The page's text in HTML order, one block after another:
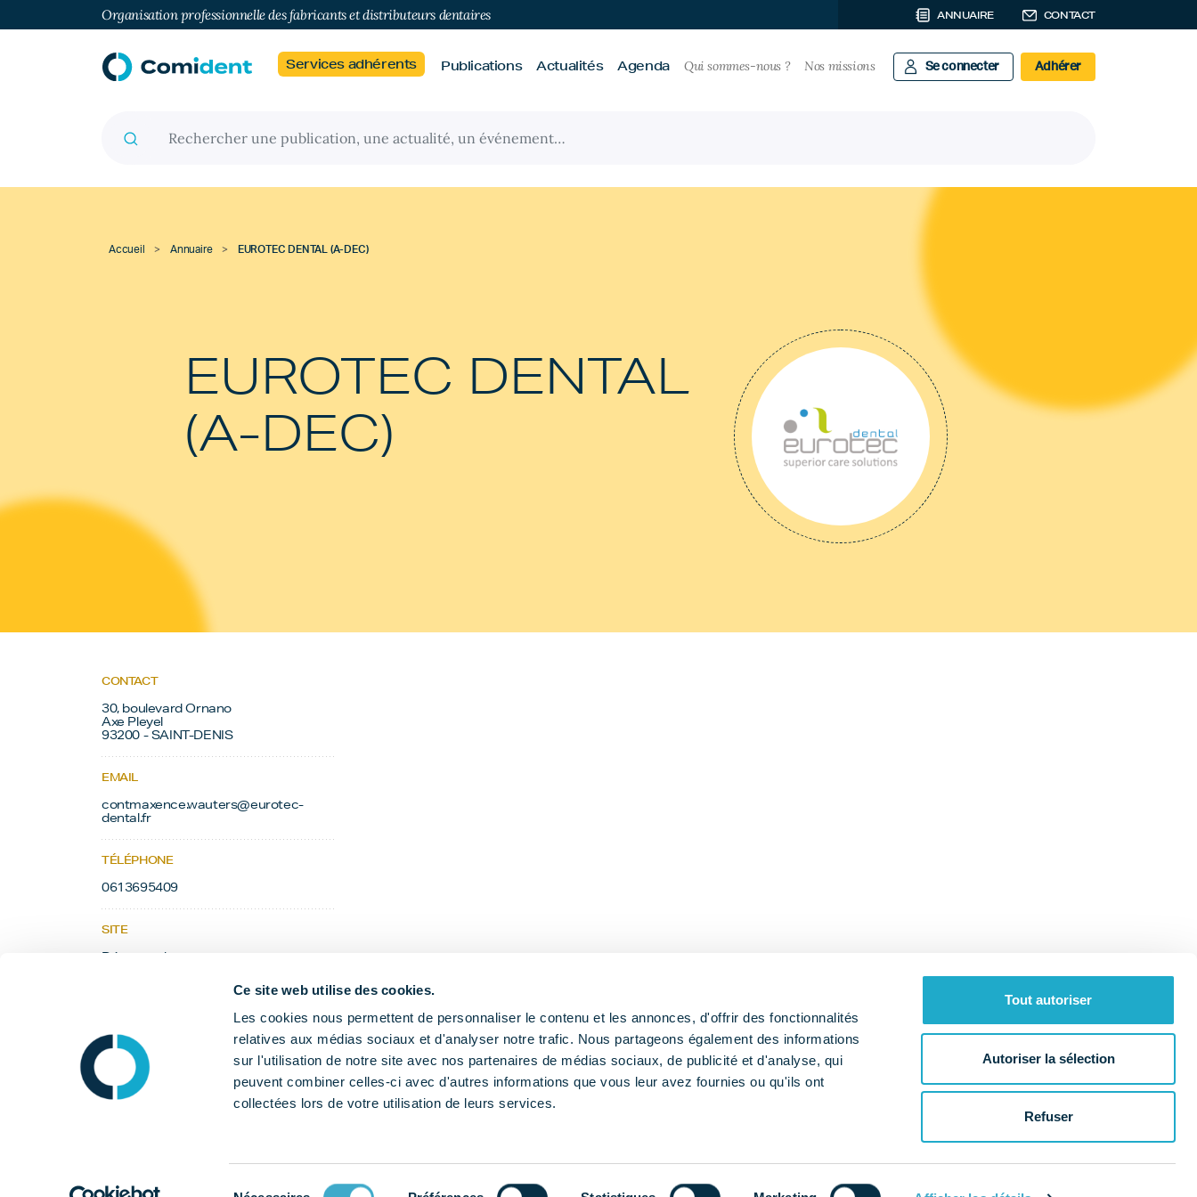
Ce site web utilise des cookies.
Les cookies nous permettent de personnaliser le contenu et les annonces, d'offrir des fonctionnalités
relatives aux médias sociaux et d'analyser notre trafic. Nous partageons également des informations
sur l'utilisation de notre site avec nos partenaires de médias sociaux, de publicité et d'analyse, qui
peuvent combiner celles-ci avec d'autres informations que vous leur avez fournies ou qu'ils ont
collectées lors de votre utilisation de leurs services.
Tout autoriser
Autoriser la sélection
Refuser
Organisation professionnelle des fabricants et distributeurs dentaires ANNUAIRE CONTACT
Services adhérents Publications Actualités Agenda Qui sommes-nous ? Nos missions Se connecter Adhérer
Accueil > Annuaire > EUROTEC DENTAL (A-DEC)
EUROTEC DENTAL
(A-DEC)
CONTACT
30, boulevard Ornano
Axe Pleyel
93200 - SAINT-DENIS
EMAIL
contmaxence.wauters@eurotec-
dental.fr
TÉLÉPHONE
0613695409
SITE
Découvrir le site
Publications Nos missions